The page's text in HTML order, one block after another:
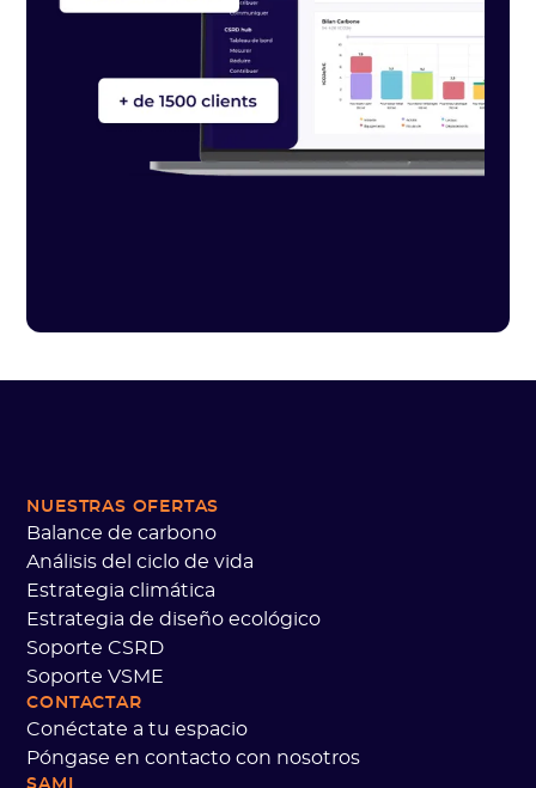
NUESTRAS OFERTAS
Balance de carbono
Análisis del ciclo de vida
Estrategia climática
Estrategia de diseño ecológico
Soporte CSRD
Soporte VSME
CONTACTAR
Conéctate a tu espacio
Póngase en contacto con nosotros
SAMI